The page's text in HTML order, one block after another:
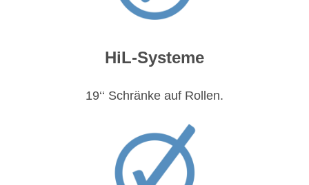
HiL-Systeme
19‘‘ Schränke auf Rollen.